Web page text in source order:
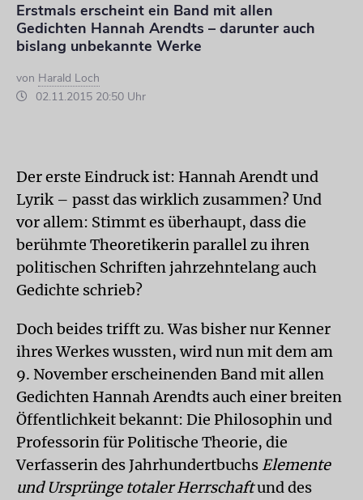
Erstmals erscheint ein Band mit allen
Gedichten Hannah Arendts – darunter auch
bislang unbekannte Werke
von Harald Loch
02.11.2015 20:50 Uhr
Der erste Eindruck ist: Hannah Arendt und
Lyrik – passt das wirklich zusammen? Und
vor allem: Stimmt es überhaupt, dass die
berühmte Theoretikerin parallel zu ihren
politischen Schriften jahrzehntelang auch
Gedichte schrieb?
Doch beides trifft zu. Was bisher nur Kenner
ihres Werkes wussten, wird nun mit dem am
9. November erscheinenden Band mit allen
Gedichten Hannah Arendts auch einer breiten
Öffentlichkeit bekannt: Die Philosophin und
Professorin für Politische Theorie, die
Verfasserin des Jahrhundertbuchs Elemente
und Ursprünge totaler Herrschaftund des